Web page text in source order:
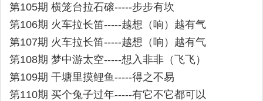
第105期 横笼台拉石磙-----步步有坎
第106期 火车拉长笛-----越想（响）越有气
第107期 火车拉长笛-----越想（响）越有气
第108期 梦中游太空-----想入非非（飞飞）
第109期 干塘里摸鲤鱼-----得之不易
第110期 买个兔子过年-----有它不它都可以